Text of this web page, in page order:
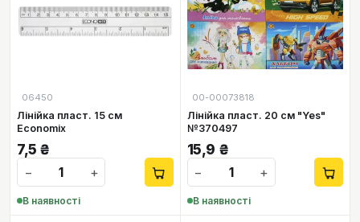
06450
Лінійка пласт. 15 см
Economix
7,5 ₴
−
+
В наявності
00-00073818
Лінійка пласт. 20 см "Yes"
№370497
15,9 ₴
−
+
В наявності